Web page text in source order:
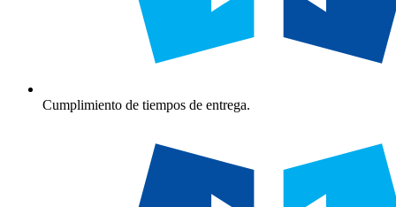
Cumplimiento de tiempos de entrega.